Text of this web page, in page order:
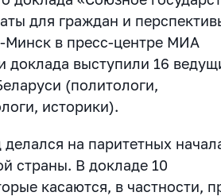
для граждан и
Минск в пресс-центре МИА
доклада выступили 16
(политологи,
историки).
на паритетных
страны. В докладе 10
касаются, в частности,